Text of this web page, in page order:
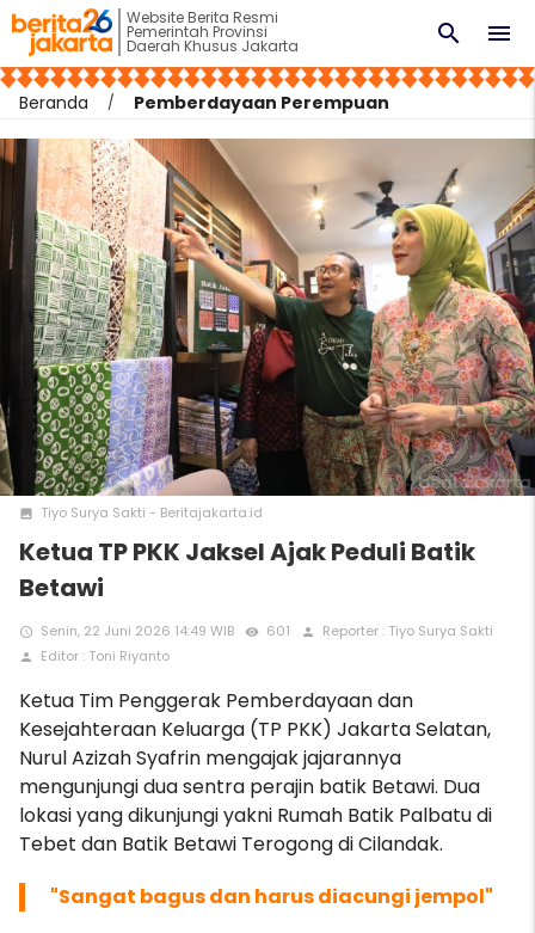
Website Berita Resmi
Pemerintah Provinsi
Daerah Khusus Jakarta menu
search
Beranda Pemberdayaan Perempuan
photo Tiyo Surya Sakti - Beritajakarta.id
Ketua TP PKK Jaksel Ajak Peduli Batik
Betawi
access_time Senin, 22 Juni 2026 14:49 WIB remove_red_eye 601 person Reporter : Tiyo Surya Sakti
person Editor : Toni Riyanto
Ketua Tim Penggerak Pemberdayaan dan
Kesejahteraan Keluarga (TP PKK) Jakarta Selatan,
Nurul Azizah Syafrin mengajak jajarannya
mengunjungi dua sentra perajin batik Betawi. Dua
lokasi yang dikunjungi yakni Rumah Batik Palbatu di
Tebet dan Batik Betawi Terogong di Cilandak.
"Sangat bagus dan harus diacungi jempol"